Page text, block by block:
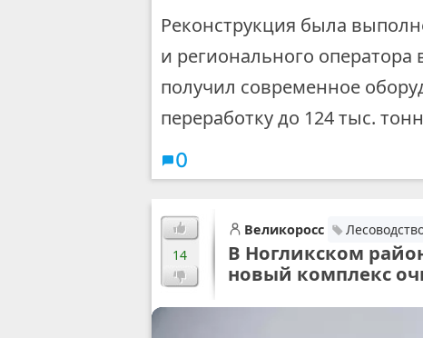
Реконструкция была
и регионального
получил современное
переработку до 124 тыс.
0
14
Великоросс
В Ногликском
новый комплекс